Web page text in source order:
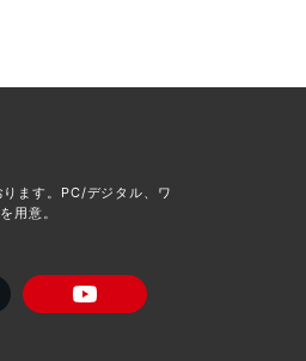
ます。PC/デジタル、ワ
用意。